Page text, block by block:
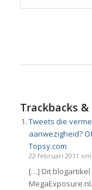
Trackbacks &
Tweets die
aanwezigheid?
Topsy.com
22 februari 2011 om
[…] Dit blogartikel